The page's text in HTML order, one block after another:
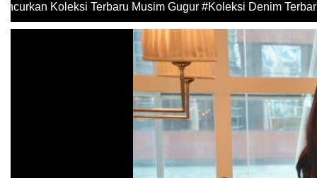
Koleksi Terbaru Musim Gugur #Koleksi Denim Terbaru